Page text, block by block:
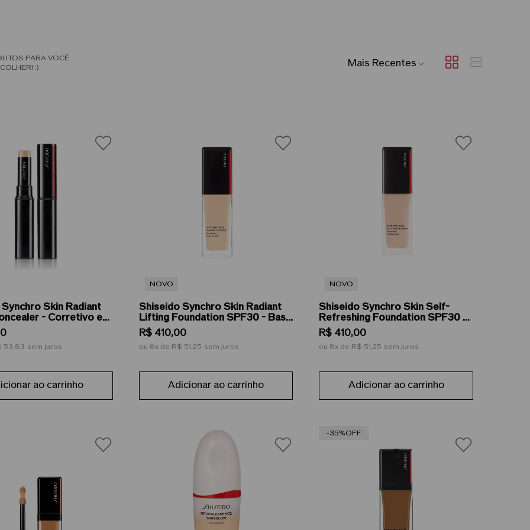
Mais Recentes
Skin Radiant
- Corretivo em
53,83 sem juros
ao carrinho
NOVO
Shiseido Synchro Skin Radiant
Lifting Foundation SPF30 - Base
Facial Líquida 30ml
R$ 410,00
ou 8 de R$ 51,25 sem juros
Adicionar ao carrinho
NOVO
Shiseido Synchro Skin Self-
Refreshing Foundation SPF30 -
Base Facial Líquida 30ml
R$ 410,00
ou 8 de R$ 51,25 sem juros
Adicionar ao carrinho
-35%